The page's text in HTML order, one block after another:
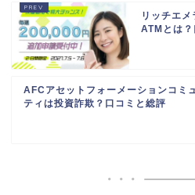
リッチエ
ATMとは
AFCアセットフォーメーションコミ
ティは投資詐欺？口コミと総評